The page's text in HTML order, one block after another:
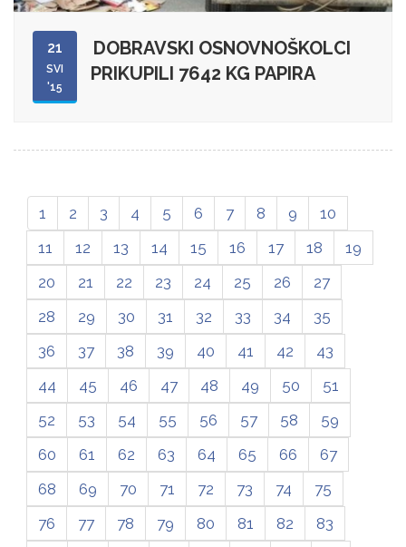
21
SVI
'15
DOBRAVSKI OSNOVNOŠKOLCI
PRIKUPILI 7642 KG PAPIRA
1 2 3 4 5 6 7 8 9
10
11
12 13 14 15 16 17 18
19
20
21 22 23 24 25 26
27
28
29 30 31 32 33 34
35
36
37 38 39 40 41 42
43
44
45 46 47 48 49 50
51
52
53 54 55 56 57 58
59
60
61 62 63 64 65 66
67
68
69 70 71 72 73 74
75
76
77 78 79 80 81 82
83